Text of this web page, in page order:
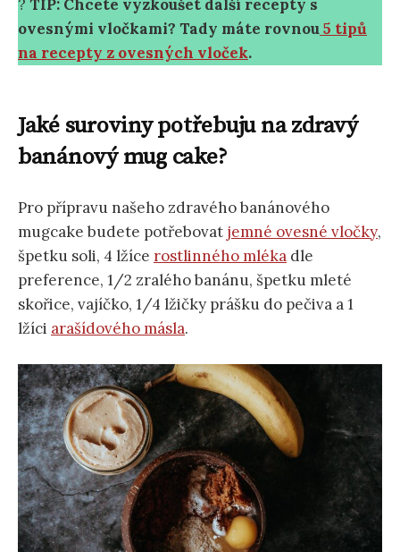
? TIP: Chcete vyzkoušet další recepty s
ovesnými vločkami? Tady máte rovnou5 tipů
na recepty z ovesných vloček.
Jaké suroviny potřebuju na zdravý
banánový mug cake?
Pro přípravu našeho zdravého banánového
mugcake budete potřebovat jemné ovesné vločky,
špetku soli, 4 lžíce rostlinného mléka dle
preference, 1/2 zralého banánu, špetku mleté
skořice, vajíčko, 1/4 lžičky prášku do pečiva a 1
lžíci arašídového másla.